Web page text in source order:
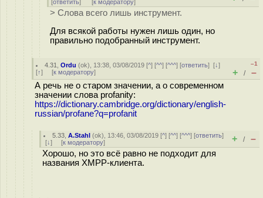
[ответить] [к модератору]
> Слова всего лишь инструмент.
Для всякой работы нужен лишь один, но
правильно подобранный инструмент.
4.31 ,Ordu (ok), 13:38, 03/08/2019 [^] [^^] [^^^] [ответить][↓]
[↑] [к модератору]
–1
+ / –
А речь не о старом значении, а о современном
значении слова profanity:
https://dictionary.cambridge.org/dictionary/english-
russian/profane?q=profanit
5.33 ,A.Stahl (ok), 13:46, 03/08/2019 [^] [^^] [^^^] [ответить]
[↓] [к модератору] + / –
Хорошо, но это всё равно не подходит для
названия ХМРР-клиента.